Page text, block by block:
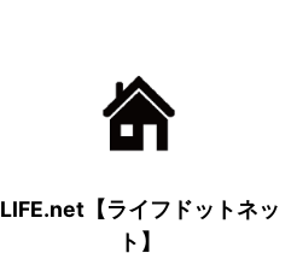
LIFE.net【ライフドットネッ
ト】